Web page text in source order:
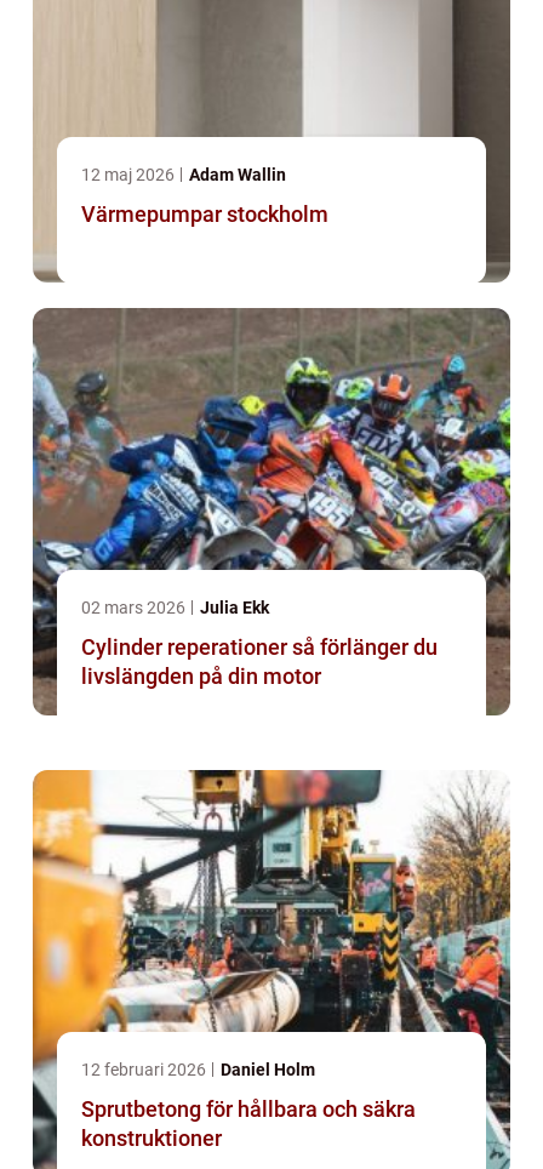
12 maj 2026 Adam Wallin
Värmepumpar stockholm
02 mars 2026 Julia Ekk
Cylinder reperationer så förlänger du
livslängden på din motor
12 februari 2026 Daniel Holm
Sprutbetong för hållbara och säkra
konstruktioner